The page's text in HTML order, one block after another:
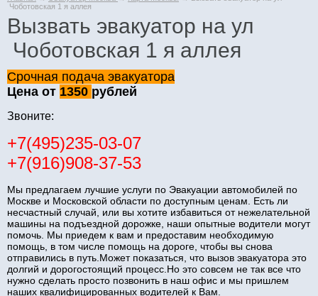
Чоботовская 1 я аллея
Вызвать эвакуатор на ул
Чоботовская 1 я аллея
Срочная подача эвакуатора
Цена от 1350 рублей
Звоните:
+7(495)235-03-07
+7(916)908-37-53
Мы предлагаем лучшие услуги по Эвакуации автомобилей по
Москве и Московской области по доступным ценам. Есть ли
несчастный случай, или вы хотите избавиться от нежелательной
машины на подъездной дорожке, наши опытные водители могут
помочь. Мы приедем к вам и предоставим необходимую
помощь, в том числе помощь на дороге, чтобы вы снова
отправились в путь.Может показаться, что вызов эвакуатора это
долгий и дорогостоящий процесс.Но это совсем не так все что
нужно сделать просто позвонить в наш офис и мы пришлем
наших квалифицированных водителей к Вам.